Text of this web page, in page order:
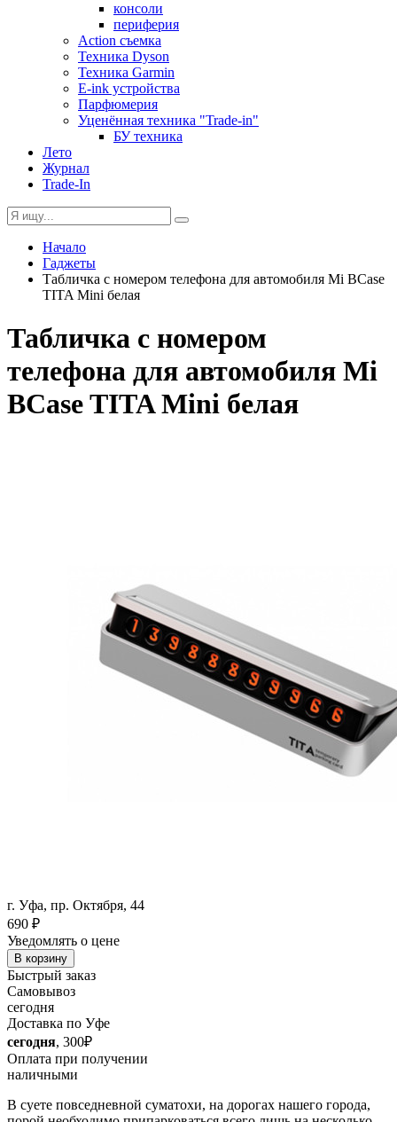
консоли
периферия
Action съемка
Техника Dyson
Техника Garmin
E-ink устройства
Парфюмерия
Уценённая техника "Trade-in"
БУ техника
Лето
Журнал
Trade-In
Начало
Гаджеты
Табличка с номером телефона для автомобиля Mi BCase
TITA Mini белая
Табличка с номером
телефона для автомобиля Mi
BCase TITA Mini белая
г. Уфа, пр. Октября, 44
690 ₽
Уведомлять о цене
В корзину
Быстрый заказ
Самовывоз
сегодня
Доставка по Уфе
сегодня, 300₽
Оплата при получении
наличными
В суете повседневной суматохи, на дорогах нашего города,